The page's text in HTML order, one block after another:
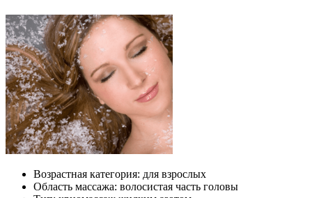
Возрастная категория: для взрослых
Область массажа: волосистая часть головы